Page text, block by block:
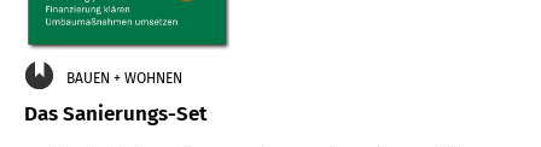
BAUEN + WOHNEN
Das Sanierungs-Set